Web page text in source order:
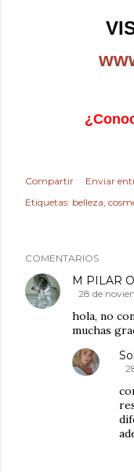
Compartir
Enviar
Etiquetas: belleza
COMENTARIOS
M PILAR
28 de
hola, no
muchas